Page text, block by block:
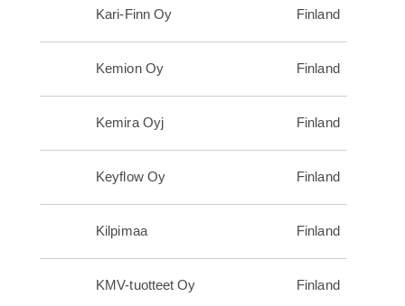
Kari-Finn Oy Finland
Kemion Oy Finland
Kemira Oyj Finland
Keyflow Oy Finland
Kilpimaa Finland
KMV-tuotteet Oy Finland